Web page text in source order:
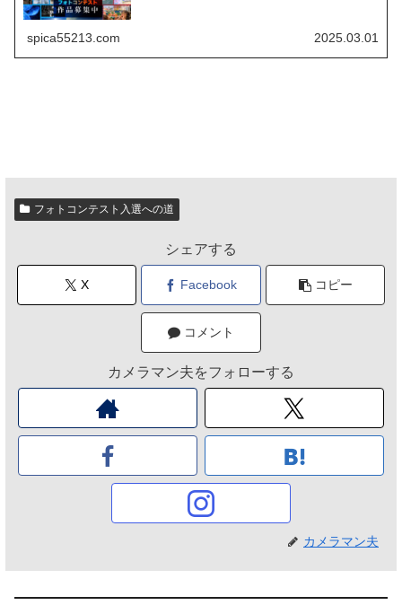
spica55213.com 2025.03.01
フォトコンテスト入選への道
シェアする
X Facebook コピー
コメント
カメラマン夫をフォローする
カメラマン夫